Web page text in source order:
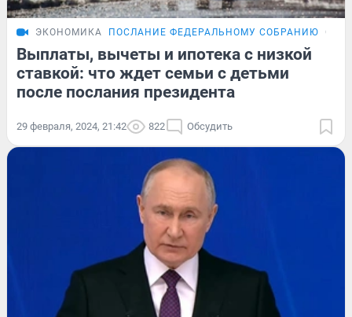
ЭКОНОМИКА ПОСЛАНИЕ ФЕДЕРАЛЬНОМУ СОБРАНИЮ
Выплаты, вычеты и ипотека с низкой
ставкой: что ждет семьи с детьми
после послания президента
29 февраля, 2024, 21:42 822 Обсудить